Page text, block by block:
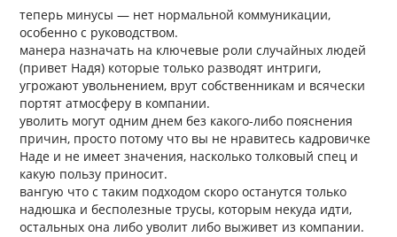
теперь минусы — нет нормальной коммуникации,
особенно с руководством.
манера назначать на ключевые роли случайных людей
(привет Надя) которые только разводят интриги,
угрожают увольнением, врут собственникам и всячески
портят атмосферу в компании.
уволить могут одним днем без какого-либо пояснения
причин, просто потому что вы не нравитесь кадровичке
Наде и не имеет значения, насколько толковый спец и
какую пользу приносит.
вангую что с таким подходом скоро останутся только
надюшка и бесполезные трусы, которым некуда идти,
остальных она либо уволит либо выживет из компании.